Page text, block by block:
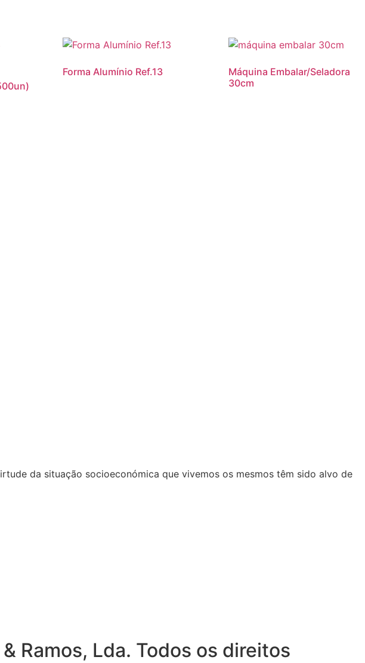
Forma Alumínio Ref.13
Máquina Embalar/Seladora
30cm
da situação socioeconómica que vivemos os mesmos têm sido alvo de
Ramos, Lda. Todos os direitos